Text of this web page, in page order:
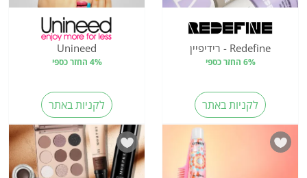
Redefine - רידיפיין
6% החזר כספי
לקניות באתר
Unineed
4% החזר כספי
לקניות באתר